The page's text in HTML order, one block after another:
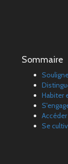
Sommaire
Habiter
Se